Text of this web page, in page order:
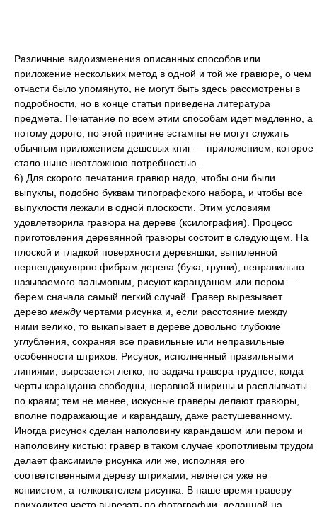
Различные видоизменения описанных способов или
приложение нескольких метод в одной и той же гравюре, о чем
отчасти было упомянуто, не могут быть здесь рассмотрены в
подробности, но в конце статьи приведена литература
предмета. Печатание по всем этим способам идет медленно, а
потому дорого; по этой причине эстампы не могут служить
обычным приложением дешевых книг — приложением, которое
стало ныне неотложною потребностью.
6) Для скорого печатания гравюр надо, чтобы они были
выпуклы, подобно буквам типографского набора, и чтобы все
выпуклости лежали в одной плоскости. Этим условиям
удовлетворила гравюра на дереве (ксилография). Процесс
приготовления деревянной гравюры состоит в следующем. На
плоской и гладкой поверхности деревяшки, выпиленной
перпендикулярно фибрам дерева (бука, груши), неправильно
называемого пальмовым, рисуют карандашом или пером —
берем сначала самый легкий случай. Гравер вырезывает
дерево междучертами рисунка и, если расстояние между
ними велико, то выкапывает в дереве довольно глубокие
углубления, сохраняя все правильные или неправильные
особенности штрихов. Рисунок, исполненный правильными
линиями, вырезается легко, но задача гравера труднее, когда
черты карандаша свободны, неравной ширины и расплывчаты
по краям; тем не менее, искусные граверы делают гравюры,
вполне подражающие и карандашу, даже растушеванному.
Иногда рисунок сделан наполовину карандашом или пером и
наполовину кистью: гравер в таком случае кропотливым трудом
делает факсимиле рисунка или же, исполняя его
соответственными дереву штрихами, является уже не
копиистом, а толкователем рисунка. В наше время граверу